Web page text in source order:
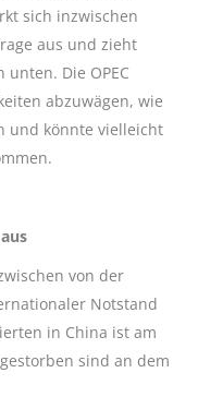
sich inzwischen
aus und zieht
Die OPEC
abzuwägen, wie
und könnte vielleicht
von der
Notstand
in China ist am
sind an dem